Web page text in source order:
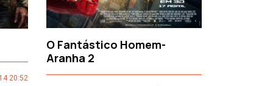
20:52
O Fantástico Homem-
Aranha 2